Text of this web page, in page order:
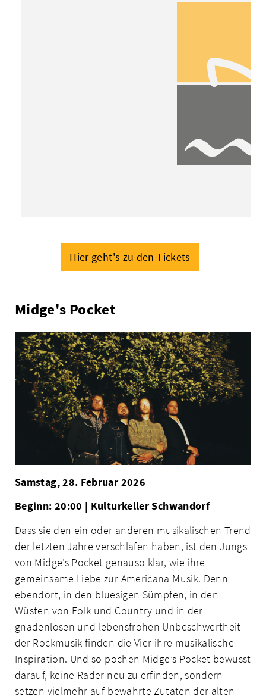
Hier geht's zu den Tickets
Midge's Pocket
Samstag, 28. Februar 2026
Beginn: 20:00 | Kulturkeller Schwandorf
Dass sie den ein oder anderen musikalischen Trend
der letzten Jahre verschlafen haben, ist den Jungs
von Midge’s Pocket genauso klar, wie ihre
gemeinsame Liebe zur Americana Musik. Denn
ebendort, in den bluesigen Sümpfen, in den
Wüsten von Folk und Country und in der
gnadenlosen und lebensfrohen Unbeschwertheit
der Rockmusik finden die Vier ihre musikalische
Inspiration. Und so pochen Midge’s Pocket bewusst
darauf, keine Räder neu zu erfinden, sondern
setzen vielmehr auf bewährte Zutaten der alten